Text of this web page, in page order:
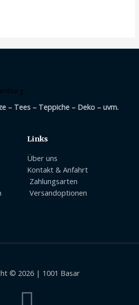
– Tees – Teppiche – Deko – uvm.
Links
Über uns
Kontakt & Anfahrt
Zahlungsarten
Versandoptionen
© 2026 | 1001 Basar